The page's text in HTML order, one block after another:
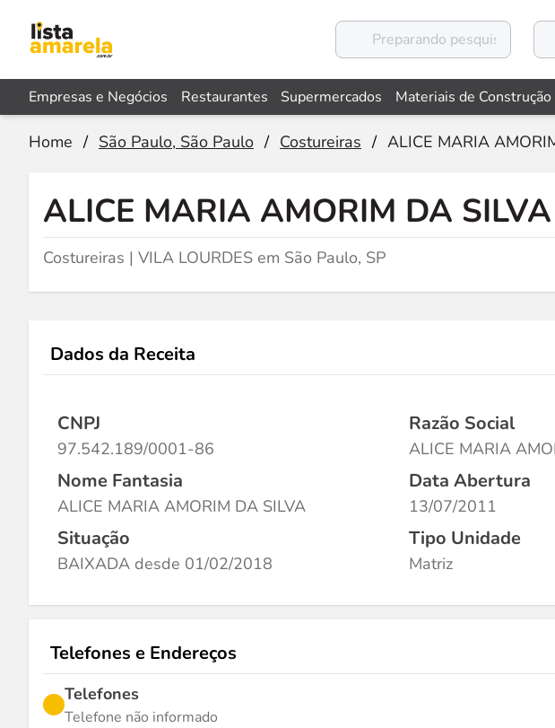
Empresas e Negócios Restaurantes Supermercados Materiais de Construção
Home / São Paulo, São Paulo / Costureiras / ALICE MARIA
ALICE MARIA AMORIM DA SILVA
Costureiras | VILA LOURDES em São Paulo, SP
Dados da Receita
CNPJ
97.542.189/0001-86
Razão Social
ALICE MARIA
Nome Fantasia
ALICE MARIA AMORIM DA SILVA
Data Abertura
13/07/2011
Situação
BAIXADA desde 01/02/2018
Tipo Unidade
Matriz
Telefones e Endereços
Telefones
Telefone não informado